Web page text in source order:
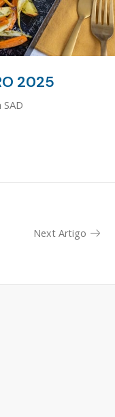
2025
Next Artigo